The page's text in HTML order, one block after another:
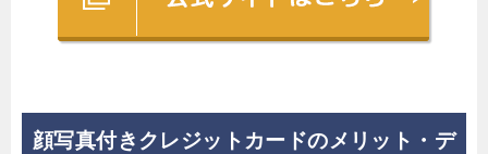
顔写真付きクレジットカードのメリット・デ